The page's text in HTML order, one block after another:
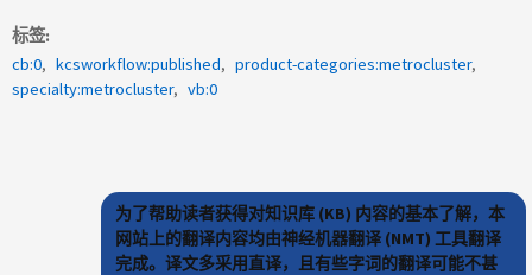
标签
cb:0
kcsworkflow:published
product-categories:metrocluster
specialty:metrocluster
vb:0
为了帮助读者获得对知识库 (KB) 内容的基本了解，本
网站上的翻译内容均由神经机器翻译 (NMT) 工具翻译
完成。译文多采用直译，且有些字词的翻译可能不甚